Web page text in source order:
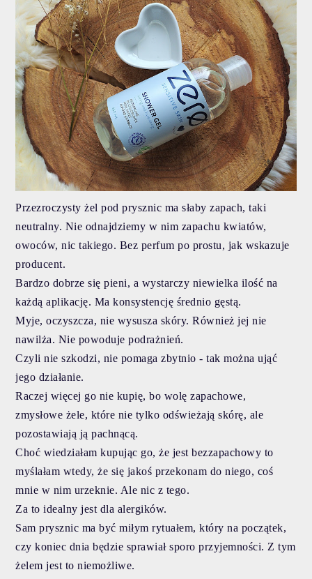
Przezroczysty żel pod prysznic ma słaby zapach, taki
neutralny. Nie odnajdziemy w nim zapachu kwiatów,
owoców, nic takiego. Bez perfum po prostu, jak wskazuje
producent.
Bardzo dobrze się pieni, a wystarczy niewielka ilość na
każdą aplikację. Ma konsystencję średnio gęstą.
Myje, oczyszcza, nie wysusza skóry. Również jej nie
nawilża. Nie powoduje podrażnień.
Czyli nie szkodzi, nie pomaga zbytnio - tak można ująć
jego działanie.
Raczej więcej go nie kupię, bo wolę zapachowe,
zmysłowe żele, które nie tylko odświeżają skórę, ale
pozostawiają ją pachnącą.
Choć wiedziałam kupując go, że jest bezzapachowy to
myślałam wtedy, że się jakoś przekonam do niego, coś
mnie w nim urzeknie. Ale nic z tego.
Za to idealny jest dla alergików.
Sam prysznic ma być miłym rytuałem, który na początek,
czy koniec dnia będzie sprawiał sporo przyjemności. Z tym
żelem jest to niemożliwe.